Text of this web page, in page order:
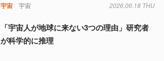
宇宙 宇宙 2026.06.18 THU
「宇宙人が地球に来ない3つの理由」研究者
が科学的に推理